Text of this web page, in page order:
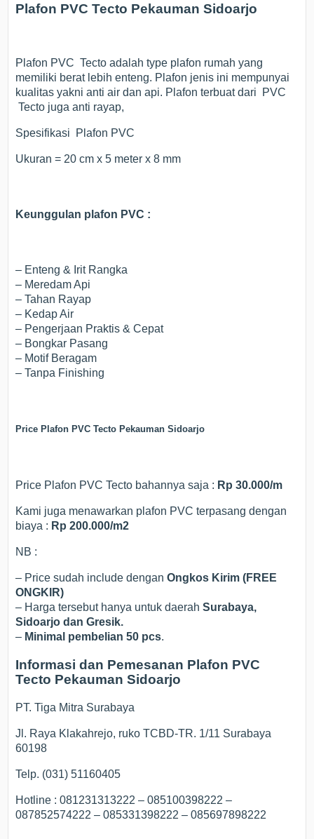
Plafon PVC Tecto Pekauman Sidoarjo
Plafon PVC Tecto adalah type plafon rumah yang
memiliki berat lebih enteng. Plafon jenis ini mempunyai
kualitas yakni anti air dan api. Plafon terbuat dari PVC
Tecto juga anti rayap,
Spesifikasi Plafon PVC
Ukuran = 20 cm x 5 meter x 8 mm
Keunggulan plafon PVC :
– Enteng & Irit Rangka
– Meredam Api
– Tahan Rayap
– Kedap Air
– Pengerjaan Praktis & Cepat
– Bongkar Pasang
– Motif Beragam
– Tanpa Finishing
Price Plafon PVC Tecto Pekauman Sidoarjo
Price Plafon PVC Tecto bahannya saja : Rp 30.000/m
Kami juga menawarkan plafon PVC terpasang dengan
biaya : Rp 200.000/m2
NB :
– Price sudah include denganOngkos Kirim (FREE
ONGKIR)
– Harga tersebut hanya untuk daerahSurabaya,
Sidoarjo dan Gresik.
– Minimal pembelian 50 pcs.
Informasi dan Pemesanan Plafon PVC
Tecto Pekauman Sidoarjo
PT. Tiga Mitra Surabaya
Jl. Raya Klakahrejo, ruko TCBD-TR. 1/11 Surabaya
60198
Telp. (031) 51160405
Hotline : 081231313222 – 085100398222 –
087852574222 – 085331398222 – 085697898222